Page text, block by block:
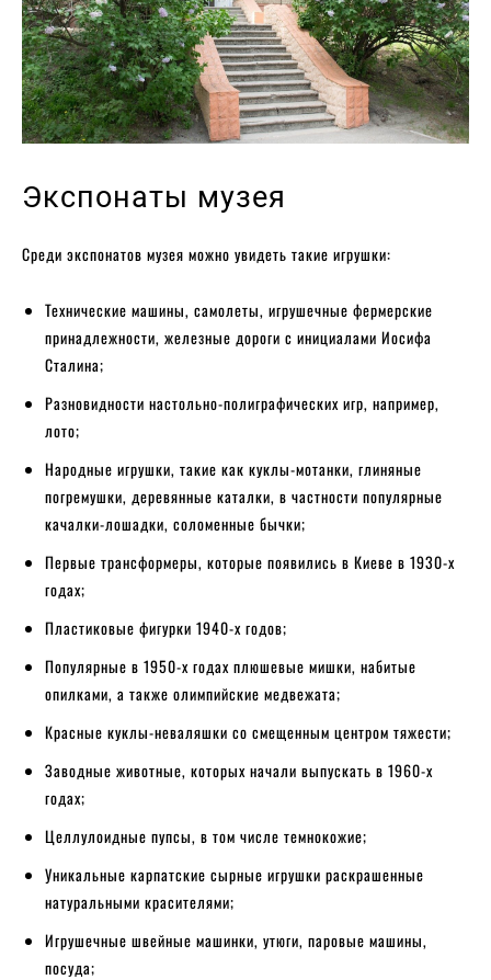
Экспонаты музея
Среди экспонатов музея можно увидеть такие игрушки:
Технические машины, самолеты, игрушечные фермерские
принадлежности, железные дороги с инициалами Иосифа
Сталина;
Разновидности настольно-полиграфических игр, например,
лото;
Народные игрушки, такие как куклы-мотанки, глиняные
погремушки, деревянные каталки, в частности популярные
качалки-лошадки, соломенные бычки;
Первые трансформеры, которые появились в Киеве в 1930-х
годах;
Пластиковые фигурки 1940-х годов;
Популярные в 1950-х годах плюшевые мишки, набитые
опилками, а также олимпийские медвежата;
Красные куклы-неваляшки со смещенным центром тяжести;
Заводные животные, которых начали выпускать в 1960-х
годах;
Целлулоидные пупсы, в том числе темнокожие;
Уникальные карпатские сырные игрушки раскрашенные
натуральными красителями;
Игрушечные швейные машинки, утюги, паровые машины,
посуда;